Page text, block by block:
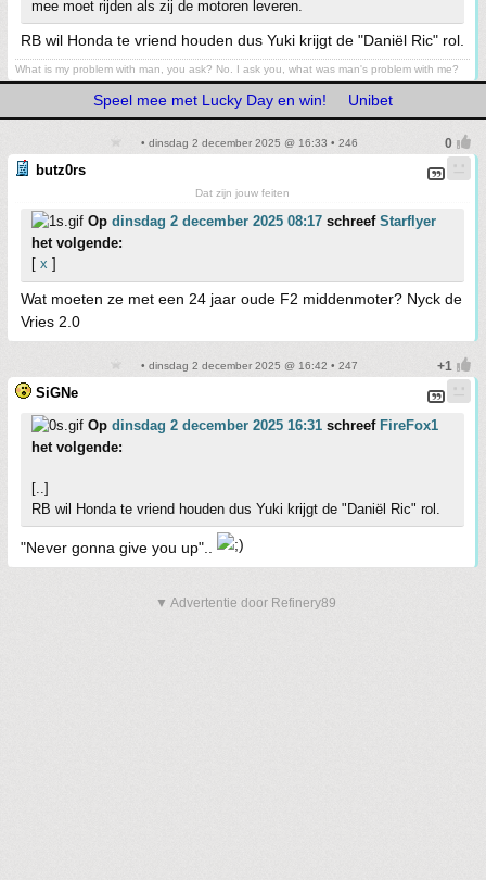
mee moet rijden als zij de motoren leveren.
RB wil Honda te vriend houden dus Yuki krijgt de "Daniël Ric" rol.
What is my problem with man, you ask? No. I ask you, what was man's problem with me?
Speel mee met Lucky Day en win! Unibet
• dinsdag 2 december 2025 @ 16:33 • 246
butz0rs
Dat zijn jouw feiten
Op dinsdag 2 december 2025 08:17 schreef Starflyer
het volgende:
[ x ]
Wat moeten ze met een 24 jaar oude F2 middenmoter? Nyck de
Vries 2.0
• dinsdag 2 december 2025 @ 16:42 • 247
SiGNe
Op dinsdag 2 december 2025 16:31 schreef FireFox1
het volgende:
[..]
RB wil Honda te vriend houden dus Yuki krijgt de "Daniël Ric" rol.
"Never gonna give you up"..
▼ Advertentie door Refinery89